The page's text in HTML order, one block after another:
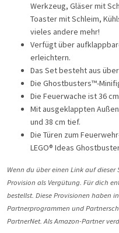
Werkzeug, Gläser mit
Toaster mit Schleim,
vieles andere mehr!
Verfügt über
erleichtern.
Das Set besteht aus über
Die Ghostbusters™-
Die Feuerwache ist 36
Mit ausgeklappten
und 38 cm tief.
Die Türen zum
LEGO® Ideas
Wenn du über einen Link auf
Provision als Vergütung. Für dich
bestellst. Diese Provisionen haben
Partnerprogrammen und
PartnerNet. Als Amazon-Partner